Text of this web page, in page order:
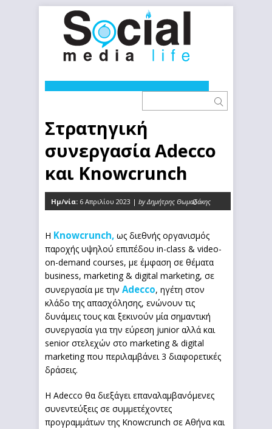
Στρατηγική
συνεργασία Adecco
και Knowcrunch
Ημ/νία: 6 Απριλίου 2023 | by Δημήτρης Θωμαδάκης
0
Η Knowcrunch, ως διεθνής οργανισμός
παροχής υψηλού επιπέδου in-class & video-
on-demand courses, με έμφαση σε θέματα
business, marketing & digital marketing, σε
συνεργασία με την Adecco, ηγέτη στον
κλάδο της απασχόλησης, ενώνουν τις
δυνάμεις τους και ξεκινούν μία σημαντική
συνεργασία για την εύρεση junior αλλά και
senior στελεχών στο marketing & digital
marketing που περιλαμβάνει 3 διαφορετικές
δράσεις.
H Adecco θα διεξάγει επαναλαμβανόμενες
συνεντεύξεις σε συμμετέχοντες
προγραμμάτων της Knowcrunch σε Αθήνα και